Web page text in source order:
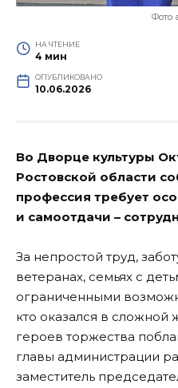
Фото
НА ЧТЕНИЕ
4 мин
ОПУБЛИКОВАНО
10.06.2026
Во Дворце культуры
Ростовской области
профессия требует
и самоотдачи –
За непростой труд,
ветеранах, семьях с
ограниченными
кто оказался в сложной
героев торжества
главы администрации
заместитель